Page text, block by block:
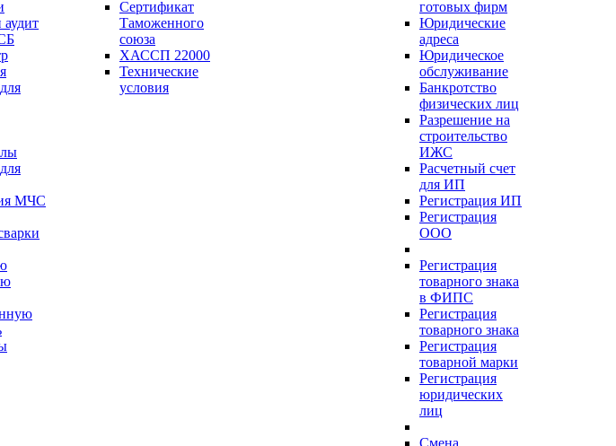
МЧС
Сертификат
Таможенного
союза
ХАССП 22000
Технические
условия
готовых фирм
Юридические
адреса
Юридическое
обслуживание
Банкротство
физических лиц
Разрешение на
строительство
ИЖС
Расчетный счет
для ИП
Регистрация ИП
Регистрация
ООО
Регистрация
товарного знака
в ФИПС
Регистрация
товарного знака
Регистрация
товарной марки
Регистрация
юридических
лиц
Смена